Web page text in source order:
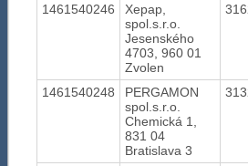
1461540246
Xepap,
spol.s.r.o.
Jesenského
4703, 960 01
Zvolen
1461540248
PERGAMON
spol.s.r.o.
Chemická 1,
831 04
Bratislava 3